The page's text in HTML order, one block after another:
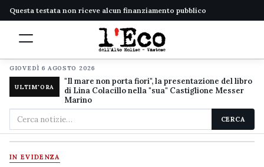
Questa testata non riceve alcun finanziamento pubblico
GIOVEDÌ 6 AGOSTO 2026
ULTIM'ORA
"Il mare non porta fiori", la presentazione del libro
di Lina Colacillo nella "sua" Castiglione Messer
Marino
Cerca
nel
sito
CERCA
IN EVIDENZA